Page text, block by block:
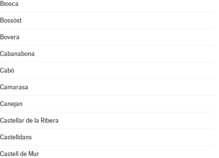
Biosca
Bossòst
Bovera
Cabanabona
Cabó
Camarasa
Canejan
Castellar de la Ribera
Castelldans
Castell de Mur